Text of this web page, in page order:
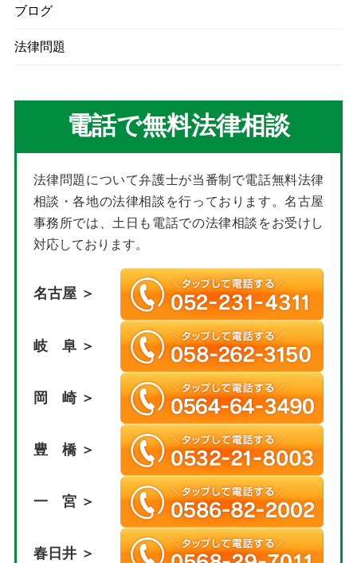
ブログ
法律問題
電話で無料法律相談
法律問題について弁護士が当番制で電話無料法律
相談・各地の法律相談を行っております。名古屋
事務所では、土日も電話での法律相談をお受けし
対応しております。
名古屋 ＞
岐 阜 ＞
岡 崎 ＞
豊 橋 ＞
一 宮 ＞
春日井 ＞